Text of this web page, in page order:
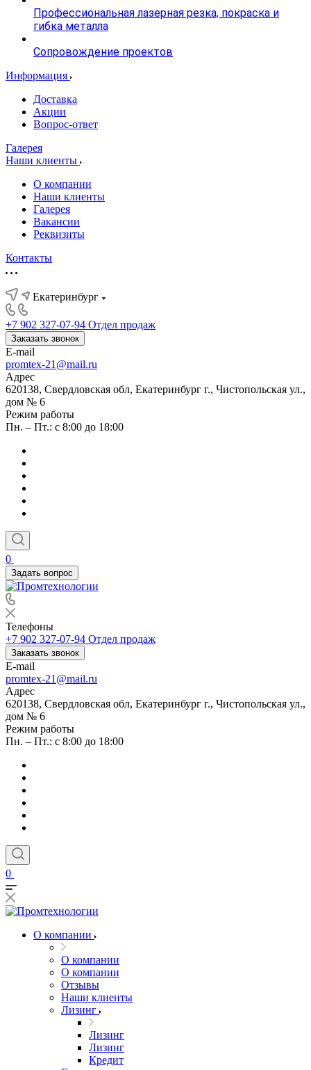
Профессиональная лазерная резка, покраска и
гибка металла
Сопровождение проектов
Информация
Доставка
Акции
Вопрос-ответ
Галерея
Наши клиенты
О компании
Наши клиенты
Галерея
Вакансии
Реквизиты
Контакты
Екатеринбург
+7 902 327-07-94 Отдел продаж
Заказать звонок
E-mail
promtex-21@mail.ru
Адрес
620138, Свердловская обл, Екатеринбург г., Чистопольская ул.,
дом № 6
Режим работы
Пн. – Пт.: с 8:00 до 18:00
0
Задать вопрос
Телефоны
+7 902 327-07-94 Отдел продаж
Заказать звонок
E-mail
promtex-21@mail.ru
Адрес
620138, Свердловская обл, Екатеринбург г., Чистопольская ул.,
дом № 6
Режим работы
Пн. – Пт.: с 8:00 до 18:00
0
О компании
О компании
О компании
Отзывы
Наши клиенты
Лизинг
Лизинг
Лизинг
Кредит